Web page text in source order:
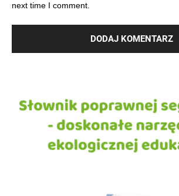
next time I comment.